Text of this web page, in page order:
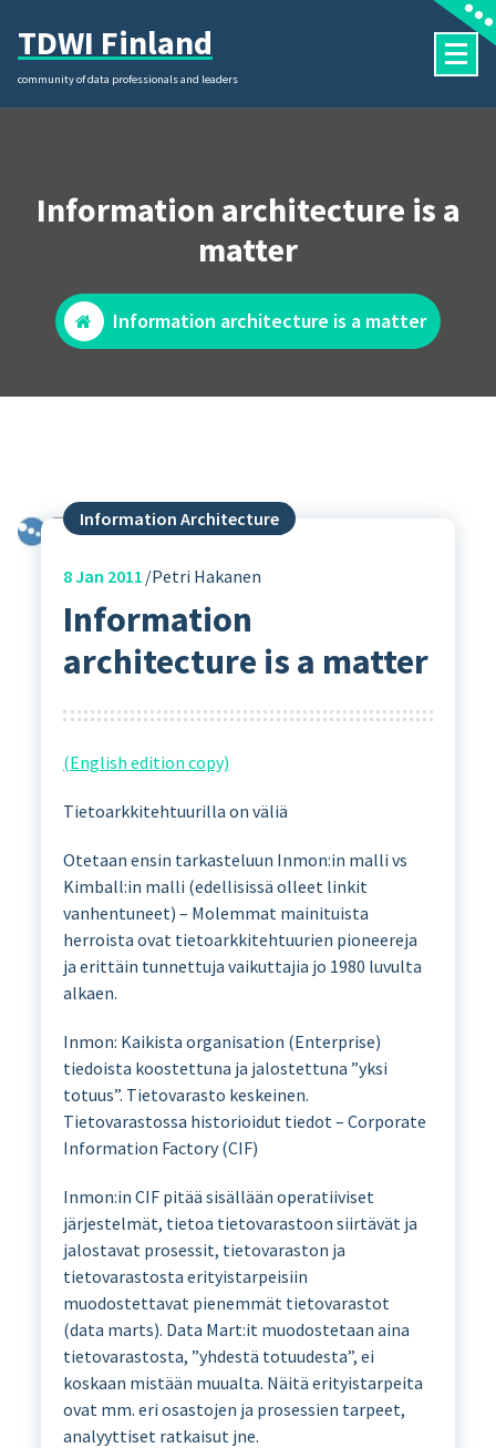
content
TDWI Finland
community of data professionals and leaders
Information architecture is a
matter
Information architecture is a matter
Information Architecture
8Jan 2011 Petri Hakanen
Information
architecture is a matter
(English edition copy)
Tietoarkkitehtuurilla on väliä
Otetaan ensin tarkasteluun Inmon:in malli vs
Kimball:in malli (edellisissä olleet linkit
vanhentuneet) – Molemmat mainituista
herroista ovat tietoarkkitehtuurien pioneereja
ja erittäin tunnettuja vaikuttajia jo 1980 luvulta
alkaen.
Inmon: Kaikista organisation (Enterprise)
tiedoista koostettuna ja jalostettuna ”yksi
totuus”. Tietovarasto keskeinen.
Tietovarastossa historioidut tiedot – Corporate
Information Factory (CIF)
Inmon:in CIF pitää sisällään operatiiviset
järjestelmät, tietoa tietovarastoon siirtävät ja
jalostavat prosessit, tietovaraston ja
tietovarastosta erityistarpeisiin
muodostettavat pienemmät tietovarastot
(data marts). Data Mart:it muodostetaan aina
tietovarastosta, ”yhdestä totuudesta”, ei
koskaan mistään muualta. Näitä erityistarpeita
ovat mm. eri osastojen ja prosessien tarpeet,
analyyttiset ratkaisut jne.